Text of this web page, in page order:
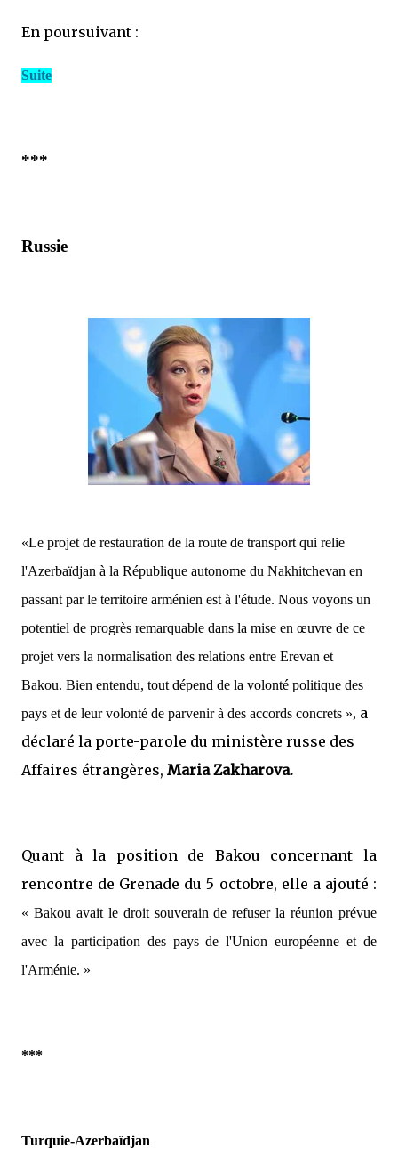
En poursuivant :
Suite
***
Russie
«Le projet de restauration de la route de transport qui relie
l'Azerbaïdjan à la République autonome du Nakhitchevan en
passant par le territoire arménien est à l'étude. Nous voyons un
potentiel de progrès remarquable dans la mise en œuvre de ce
projet vers la normalisation des relations entre Erevan et
Bakou. Bien entendu, tout dépend de la volonté politique des
pays et de leur volonté de parvenir à des accords concrets », a
déclaré la porte-parole du ministère russe des
Affaires étrangères, Maria Zakharova.
Quant à la position de Bakou concernant la
rencontre de Grenade du 5 octobre, elle a ajouté :
« Bakou avait le droit souverain de refuser la réunion prévue
avec la participation des pays de l'Union européenne et de
l'Arménie. »
***
Turquie-Azerbaïdjan